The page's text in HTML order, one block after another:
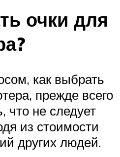
очки для
как выбрать
прежде всего
что не следует
из стоимости
других людей.